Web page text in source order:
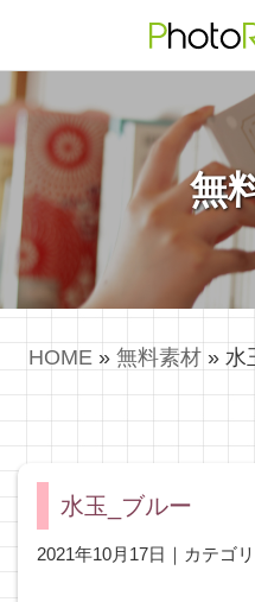
無
HOME » 無料素材 » 水
水玉_ブルー
2021年10月17日｜カテゴリ